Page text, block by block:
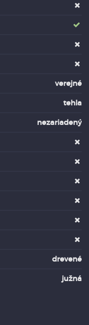
verejné
tehla
nezariadený
drevené
južná